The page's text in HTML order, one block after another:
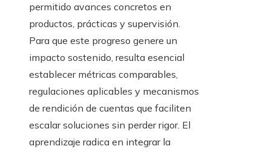
permitido avances concretos en
productos, prácticas y supervisión.
Para que este progreso genere un
impacto sostenido, resulta esencial
establecer métricas comparables,
regulaciones aplicables y mecanismos
de rendición de cuentas que faciliten
escalar soluciones sin perder rigor. El
aprendizaje radica en integrar la